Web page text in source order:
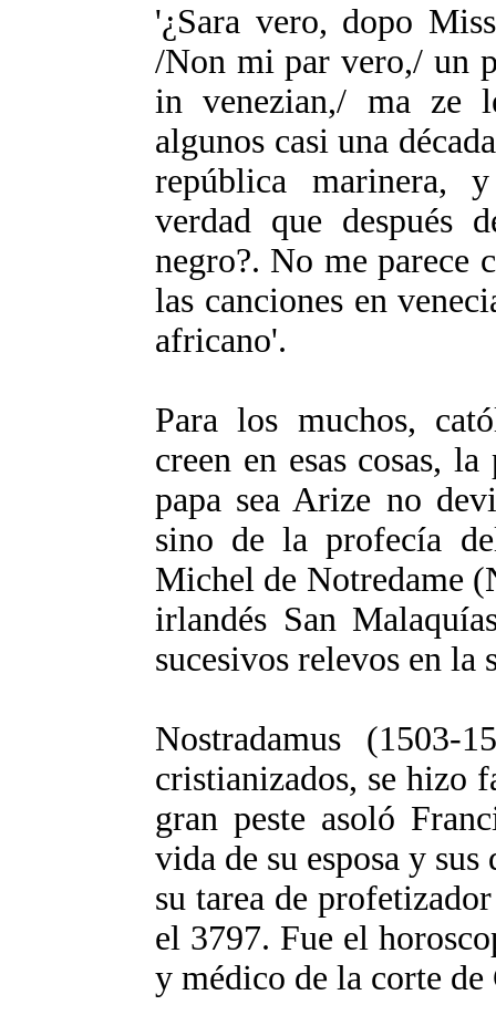
'¿Sara vero, dopo
/Non mi par vero,/ un
in venezian,/ ma ze
algunos casi una
república marinera,
verdad que después
negro?. No me parece
las canciones en
africano'.
Para los muchos,
creen en esas cosas,
papa sea Arize no
sino de la profecía
Michel de Notredame
irlandés San
sucesivos relevos en la
Nostradamus (1503-
cristianizados, se hizo
gran peste asoló
vida de su esposa y
su tarea de
el 3797. Fue el
y médico de la corte